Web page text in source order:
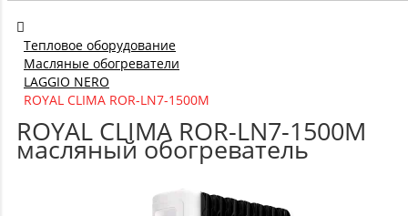
Тепловое оборудование
Масляные обогреватели
LAGGIO NERO
ROYAL CLIMA ROR-LN7-1500M
ROYAL CLIMA ROR-LN7-1500M
масляный обогреватель